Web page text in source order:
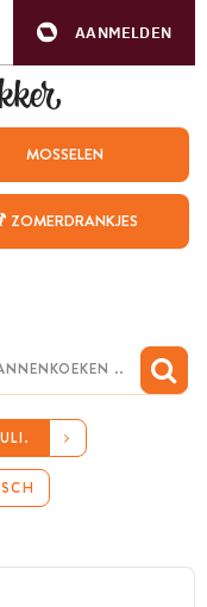
AANMELDEN
MOSSELEN
ZOMERDRANKJES